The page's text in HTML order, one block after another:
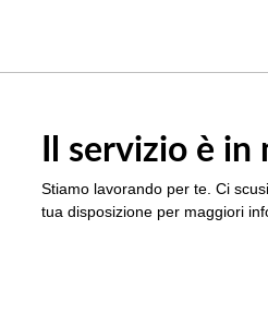
Il servizio è
Stiamo lavorando per te. Ci
tua disposizione per maggiori